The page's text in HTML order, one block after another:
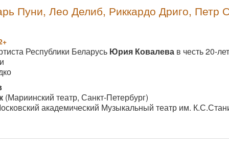
Пуни, Лео Делиб, Риккардо Дриго, Петр
Республики Беларусь Юрия Ковалева в честь 20-
(Мариинский театр, Санкт-Петербург)
академический Музыкальный театр им.